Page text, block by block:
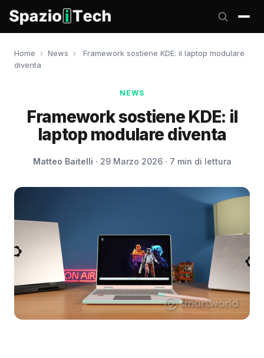
Home › News ›
Framework sostiene KDE: il laptop modulare
diventa
NEWS
Framework sostiene KDE: il
laptop modulare diventa
Matteo Baitelli · 29 Marzo 2026 · 7 min di lettura